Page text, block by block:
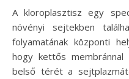
A kloroplasztisz egy
növényi sejtekben
folyamatának központi
hogy kettős membránnal
belső térét a